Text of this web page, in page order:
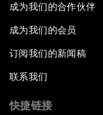
成为我们的合作伙伴
成为我们的会员
订阅我们的新闻稿
联系我们
快捷链接